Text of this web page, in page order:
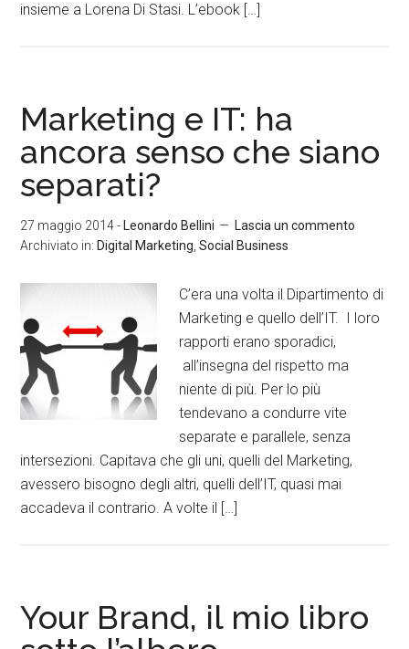
insieme a Lorena Di Stasi. L’ebook […]
Marketing e IT: ha
ancora senso che siano
separati?
27 maggio 2014- Leonardo Bellini
Lascia un commento
Archiviato in: Digital Marketing ,Social Business
C’era una volta il Dipartimento di
Marketing e quello dell’IT. I loro
rapporti erano sporadici,
all’insegna del rispetto ma
niente di più. Per lo più
tendevano a condurre vite
separate e parallele, senza
intersezioni. Capitava che gli uni, quelli del Marketing,
avessero bisogno degli altri, quelli dell’IT, quasi mai
accadeva il contrario. A volte il […]
Your Brand, il mio libro